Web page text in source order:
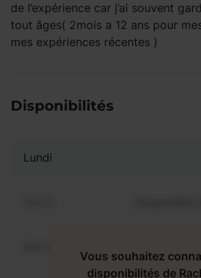
de l’expérience car j’ai souvent
tout âges( 2mois a 12 ans pour
mes expériences récentes )
Disponibilités
Lundi
Vous souhaitez
disponibilités de